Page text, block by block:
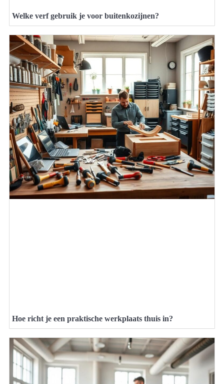
Welke verf gebruik je voor buitenkozijnen?
Hoe richt je een praktische werkplaats thuis in?